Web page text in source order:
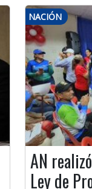
NACIÓN
AN
Ley de